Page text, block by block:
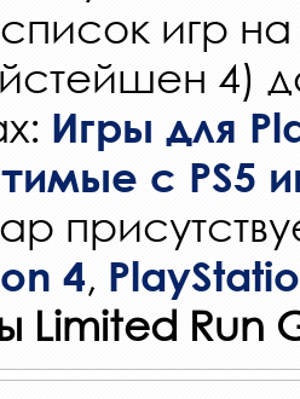
игр на
4)
Игры для
с PS5
4,
Limited Run